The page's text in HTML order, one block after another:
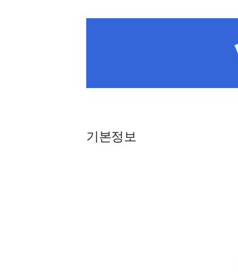
기본정보